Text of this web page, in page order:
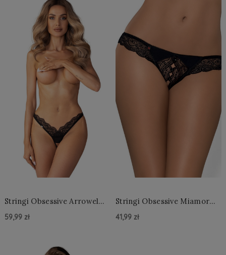
Stringi Obsessive Arrowel
59,99 zł
Stringi Obsessive Miamor
41,99 zł